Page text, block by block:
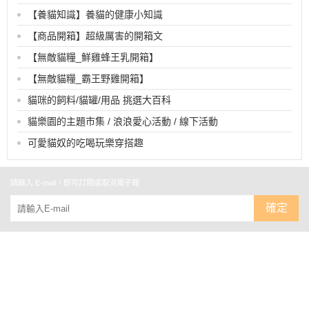
【養貓知識】養貓的健康小知識
【商品開箱】超級厲害的開箱文
【無敵貓糧_鮮雞蜂王乳開箱】
【無敵貓糧_霸王野雞開箱】
貓咪的飼料/貓罐/用品 挑選大百科
貓樂園的主題市集 / 浪浪愛心活動 / 線下活動
可愛貓奴的吃喝玩樂穿搭趣
請輸入 E-mail，即可訂閱或取消電子報
確定